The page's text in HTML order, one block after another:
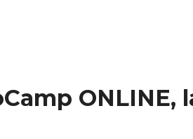
ONLINE,